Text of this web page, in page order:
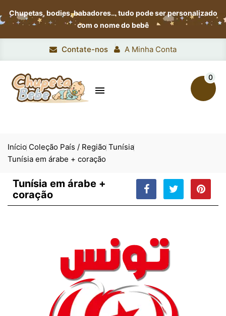
Chupetas, bodies, babadores…tudo pode ser personalizado
com o nome do bebê
Contate-nos A Minha Conta

0
Início Coleção País / Região Tunísia
Tunísia em árabe + coração
Tunísia em árabe +
coração